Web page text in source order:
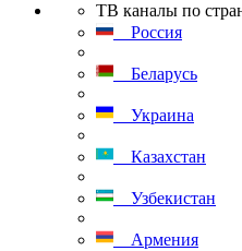
ТВ каналы по
Россия
Беларусь
Украина
Казахстан
Узбекистан
Армения